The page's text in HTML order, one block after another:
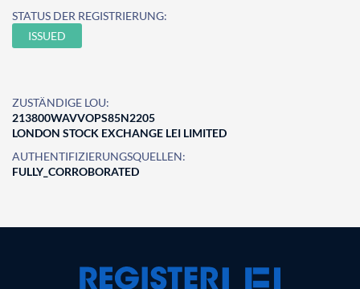
STATUS DER REGISTRIERUNG:
ISSUED
ZUSTÄNDIGE LOU:
213800WAVVOPS85N2205
LONDON STOCK EXCHANGE LEI LIMITED
AUTHENTIFIZIERUNGSQUELLEN:
FULLY_CORROBORATED